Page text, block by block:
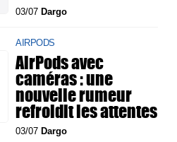
03/07 Dargo
AIRPODS
AirPods avec
caméras : une
nouvelle rumeur
refroidit les attentes
03/07 Dargo